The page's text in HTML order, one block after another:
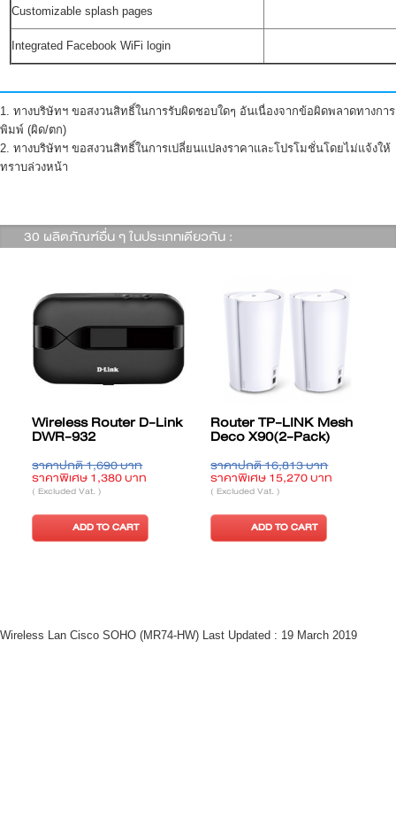
Customizable splash pages
Integrated Facebook WiFi login
1. ทางบริษัทฯ ขอสงวนสิทธิ์ในการรับผิดชอบใดๆ อันเนื่องจากข้อผิดพลาดทางการ
พิมพ์ (ผิด/ตก)
2. ทางบริษัทฯ ขอสงวนสิทธิ์ในการเปลี่ยนแปลงราคาและโปรโมชั่นโดยไม่แจ้งให้
ทราบล่วงหน้า
30 ผลิตภัณฑ์อื่น ๆ ในประเภทเดียวกัน :
Wireless Router D-Link
DWR-932
ราคาปกติ 1,690 บาท
ราคาพิเศษ 1,380 บาท
( Excluded Vat. )
ADD TO CART
Router TP-LINK Mesh
Deco X90(2-Pack)
ราคาปกติ 16,813 บาท
ราคาพิเศษ 15,270 บาท
( Excluded Vat. )
ADD TO CART
Wireless Lan Cisco SOHO (MR74-HW) Last Updated : 19 March 2019